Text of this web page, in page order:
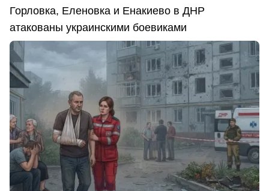
Горловка, Еленовка и Енакиево в ДНР
атакованы украинскими боевиками